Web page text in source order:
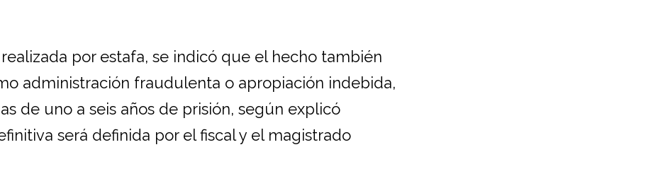
por estafa, se indicó que el hecho también
administración fraudulenta o apropiación indebida,
de uno a seis años de prisión, según explicó
será definida por el fiscal y el magistrado